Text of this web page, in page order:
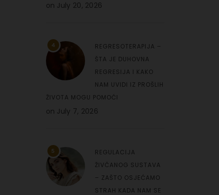
on July 20, 2026
4
REGRESOTERAPIJA –
ŠTA JE DUHOVNA
REGRESIJA I KAKO
NAM UVIDI IZ PROŠLIH
ŽIVOTA MOGU POMOĆI
on July 7, 2026
5
REGULACIJA
ŽIVČANOG SUSTAVA
– ZAŠTO OSJEĆAMO
STRAH KADA NAM SE